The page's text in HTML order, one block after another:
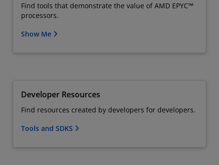
Find tools that demonstrate the value of AMD EPYC™
processors.
Show Me
Developer Resources
Find resources created by developers for developers.
Tools and SDKS